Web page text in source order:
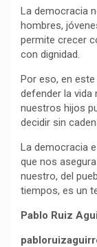
La democracia
hombres,
permite crecer
con dignidad.
Por eso, en
defender la vida
nuestros hijos
decidir sin
La democracia
que nos
nuestro, del
tiempos, es un
Pablo Ruiz